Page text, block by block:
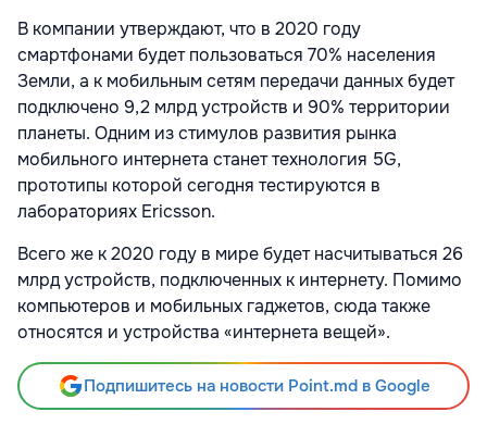
В компании утверждают, что в 2020 году
смартфонами будет пользоваться 70% населения
Земли, а к мобильным сетям передачи данных будет
подключено 9,2 млрд устройств и 90% территории
планеты. Одним из стимулов развития рынка
мобильного интернета станет технология 5G,
прототипы которой сегодня тестируются в
лабораториях Ericsson.
Всего же к 2020 году в мире будет насчитываться 26
млрд устройств, подключенных к интернету. Помимо
компьютеров и мобильных гаджетов, сюда также
относятся и устройства «интернета вещей».
Подпишитесь на новости Point.md в Google